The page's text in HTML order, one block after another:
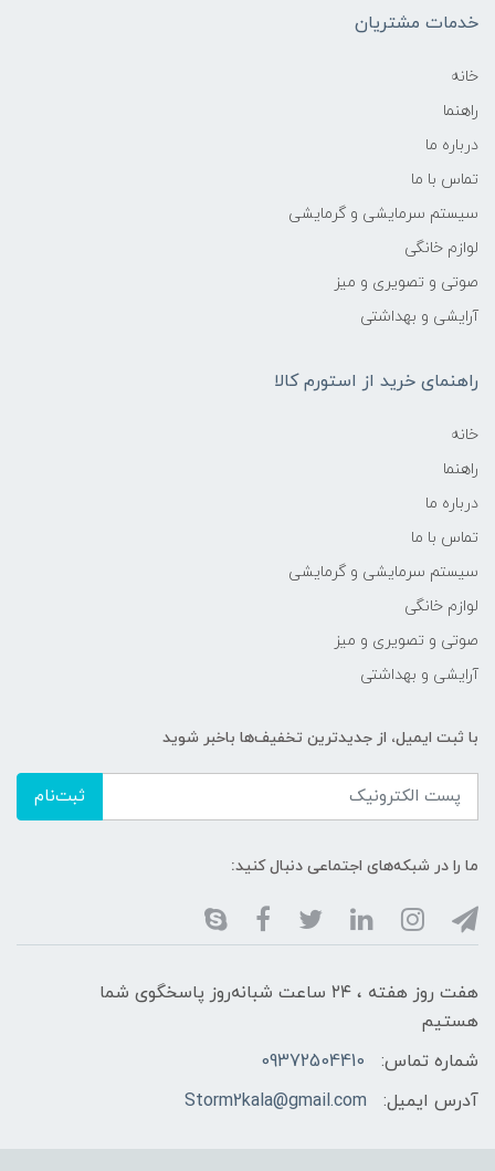
خدمات مشتریان
خانه
راهنما
درباره ما
تماس با ما
سیستم سرمایشی و گرمایشی
لوازم خانگی
صوتی و تصویری و میز
آرایشی و بهداشتی
راهنمای خرید از استورم کالا
خانه
راهنما
درباره ما
تماس با ما
سیستم سرمایشی و گرمایشی
لوازم خانگی
صوتی و تصویری و میز
آرایشی و بهداشتی
با ثبت ایمیل، از جدید‌ترین تخفیف‌ها با‌خبر شوید
ثبت‌نام
ما را در شبکه‌های اجتماعی دنبال کنید:
هفت روز هفته ، ۲۴ ساعت شبانه‌روز پاسخگوی شما
هستیم
شماره تماس:
09372504410
آدرس ایمیل:
Storm2kala@gmail.com